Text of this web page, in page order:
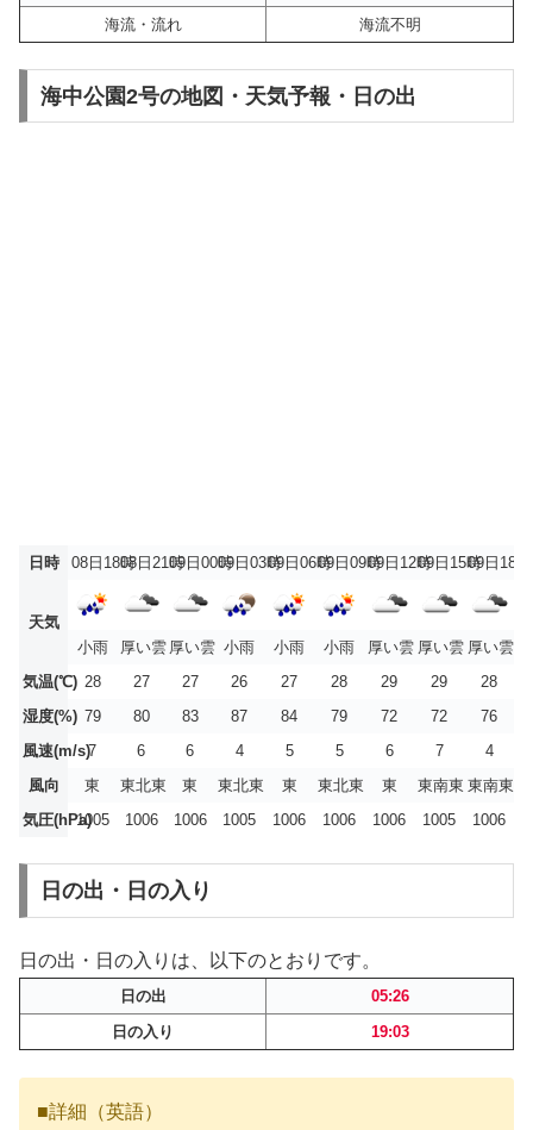
海流・流れ
海流不明
海中公園2号の地図・天気予報・日の出
日時 08日18時08日21時09日00時09日03時09日06時09日09時09日12時09日15時09日18時
天気
小雨
厚い雲 厚い雲 小雨 小雨 小雨 厚い雲 厚い雲 厚い雲
気温(℃) 28 27 27 26 27 28 29 29
28
湿度(%) 79 80 83 87 84 79 72 72
76
風速(m/s)7 6 6 4 5 5 6 7
4
風向
東 東北東 東 東北東 東 東北東 東 東南東 東南東
気圧(hPa)1005 1006 1006 1005 1006 1006 1006 1005 1006
日の出・日の入り
日の出・日の入りは、以下のとおりです。
日の出
05:26
日の入り
19:03
■詳細（英語）